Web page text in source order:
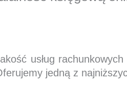
usług
jedną z